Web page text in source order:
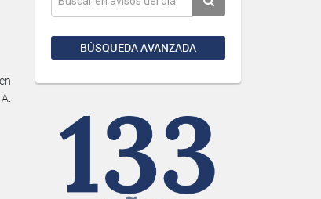
BÚSQUEDA AVANZADA